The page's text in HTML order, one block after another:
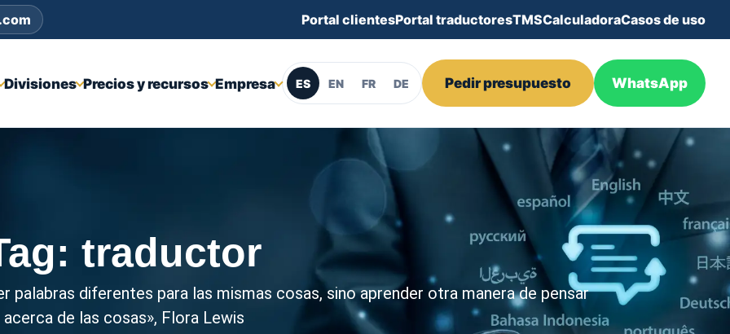
Portal clientesPortal traductoresTMSCalculadoraCasos de uso
Divisiones Precios y recursos Empresa ES EN FR DE Pedir presupuesto WhatsApp
traductor
palabras diferentes para las mismas cosas, sino aprender otra manera de pensar
acerca de las cosas», Flora Lewis